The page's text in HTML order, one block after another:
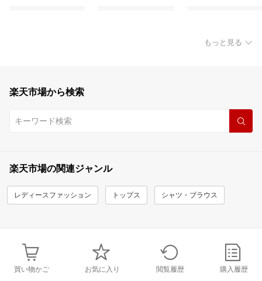
もっと見る
楽天市場から検索
楽天市場の関連ジャンル
レディースファッション トップス シャツ・ブラウス
買い物かご お気に入り 閲覧履歴 購入履歴